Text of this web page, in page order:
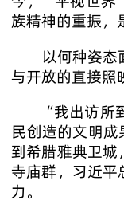
族精神的重振，
以何种姿态
与开放的直接照
“我出访所
民创造的文明
到希腊雅典卫城
寺庙群，习近平
力。